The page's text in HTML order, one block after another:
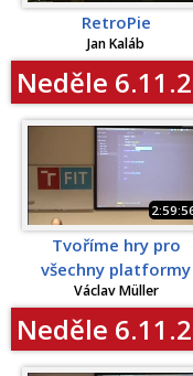
RetroPie
Jan Kaláb
Neděle
Tvoříme hry pro
všechny platformy
Václav Müller
Neděle